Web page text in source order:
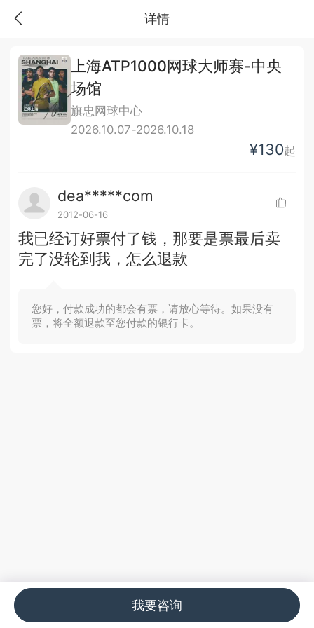
详情
上海ATP1000网球大师赛-中央
场馆
旗忠网球中心
2026.10.07-2026.10.18
¥130起
dea*****com
2012-06-16
我已经订好票付了钱，那要是票最后卖
完了没轮到我，怎么退款
您好，付款成功的都会有票，请放心等待。如果没有
票，将全额退款至您付款的银行卡。
我要咨询